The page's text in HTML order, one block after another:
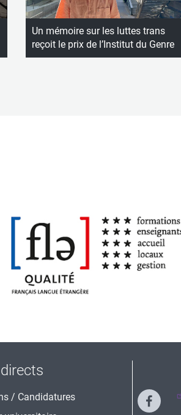
Un mémoire sur les luttes trans
reçoit le prix de l’Institut du Genre
/ Candidatures